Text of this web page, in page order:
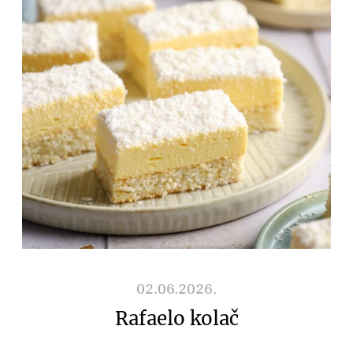
02.06.2026.
Rafaelo kolač